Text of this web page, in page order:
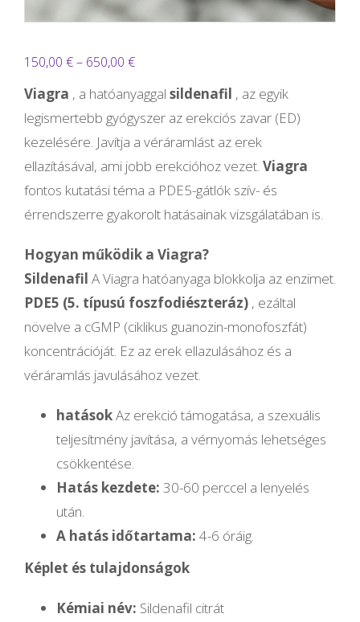
150,00 €– 650,00 €Ártartomány:
150,00 €
650,00 €
Viagra , a hatóanyaggal sildenafil , az egyik
legismertebb gyógyszer az erekciós zavar (ED)
kezelésére. Javítja a véráramlást az erek
ellazításával, ami jobb erekcióhoz vezet. Viagra
fontos kutatási téma a PDE5-gátlók szív- és
érrendszerre gyakorolt ​​hatásainak vizsgálatában is.
Hogyan működik a Viagra?
Sildenafil A Viagra hatóanyaga blokkolja az enzimet.
PDE5 (5. típusú foszfodiészteráz) , ezáltal
növelve a cGMP (ciklikus guanozin-monofoszfát)
koncentrációját. Ez az erek ellazulásához és a
véráramlás javulásához vezet.
hatásokAz erekció támogatása, a szexuális
teljesítmény javítása, a vérnyomás lehetséges
csökkentése.
Hatás kezdete: 30-60 perccel a lenyelés
után.
A hatás időtartama: 4-6 óráig.
Képlet és tulajdonságok
Kémiai név: Sildenafil citrát